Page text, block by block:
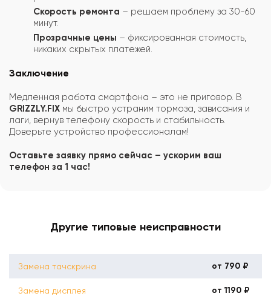
Скорость ремонта – решаем проблему за 30-60
минут.
Прозрачные цены – фиксированная стоимость,
никаких скрытых платежей.
Заключение
Медленная работа смартфона – это не приговор. В
GRIZZLY.FIX мы быстро устраним тормоза, зависания и
лаги, вернув телефону скорость и стабильность.
Доверьте устройство профессионалам!
Оставьте заявку прямо сейчас – ускорим ваш
телефон за 1 час!
Другие типовые неисправности
Замена тачскрина от 790 ₽
Замена дисплея от 1190 ₽